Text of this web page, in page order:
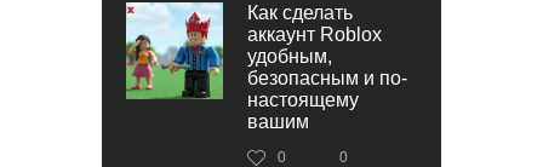
Как сделать
аккаунт Roblox
удобным,
безопасным и по-
настоящему
вашим
0 0